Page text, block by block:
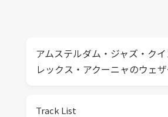
アムステルダム・ジャズ・ク
レックス・アクーニャのウェ
Track List